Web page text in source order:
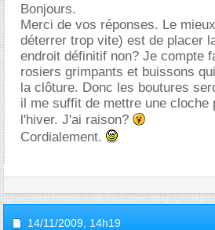
Bonjours.
Merci de vos réponses. Le
déterrer trop vite) est de placer
endroit définitif non? Je compte
rosiers grimpants et buissons
la clôture. Donc les boutures
il me suffit de mettre une cloche
l'hiver. J'ai raison?
Cordialement.
14/11/2009, 14h19